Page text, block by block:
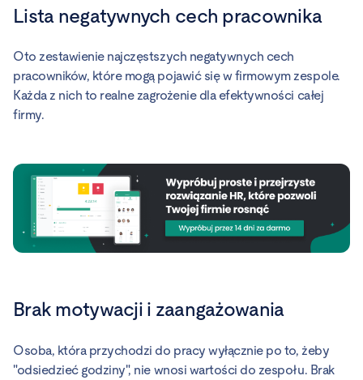
Lista negatywnych cech pracownika
Oto zestawienie najczęstszych negatywnych cech
pracowników, które mogą pojawić się w firmowym zespole.
Każda z nich to realne zagrożenie dla efektywności całej
firmy.
Brak motywacji i zaangażowania
Osoba, która przychodzi do pracy wyłącznie po to, żeby
"odsiedzieć godziny", nie wnosi wartości do zespołu. Brak